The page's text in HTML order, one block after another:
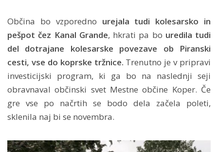
Občina bo vzporedno urejala tudi kolesarsko in
pešpot čez Kanal Grande, hkrati pa bo uredila tudi
del dotrajane kolesarske povezave ob Piranski
cesti, vse do koprske tržnice. Trenutno je v pripravi
investicijski program, ki ga bo na naslednji seji
obravnaval občinski svet Mestne občine Koper. Če
gre vse po načrtih se bodo dela začela poleti,
sklenila naj bi se novembra.